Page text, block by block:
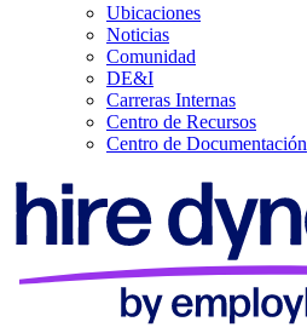
Ubicaciones
Noticias
Comunidad
DE&I
Carreras Internas
Centro de Recursos
Centro de Documentación